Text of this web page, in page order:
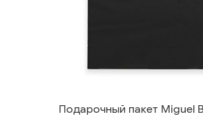
Подарочный пакет Miguel